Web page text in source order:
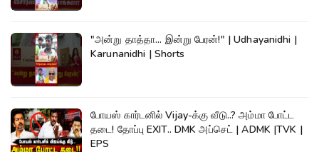
"அன்று தாத்தா... இன்று பேரன்!" | Udhayanidhi |
Karunanidhi | Shorts
போயஸ் கார்டனில் Vijay-க்கு வீடு..? அம்மா போட்ட
தடை! தோப்பு EXIT.. DMK அப்செட் | ADMK |TVK |
EPS